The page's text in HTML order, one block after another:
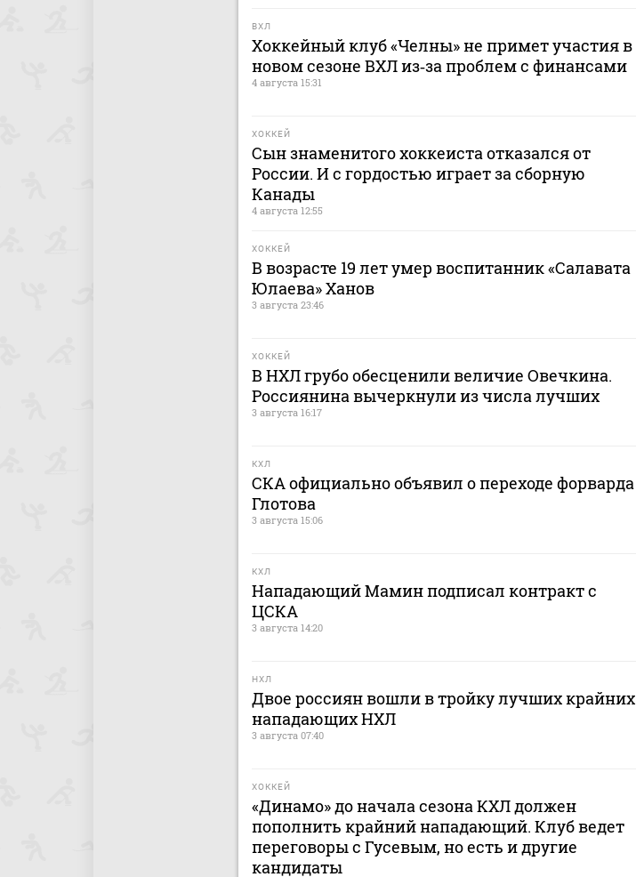
ВХЛ
Хоккейный клуб «Челны» не примет участия в
новом сезоне ВХЛ из‑за проблем с финансами
4 августа 15:31
ХОККЕЙ
Сын знаменитого хоккеиста отказался от
России. И с гордостью играет за сборную
Канады
4 августа 12:55
ХОККЕЙ
В возрасте 19 лет умер воспитанник «Салавата
Юлаева» Ханов
3 августа 23:46
ХОККЕЙ
В НХЛ грубо обесценили величие Овечкина.
Россиянина вычеркнули из числа лучших
3 августа 16:17
КХЛ
СКА официально объявил о переходе форварда
Глотова
3 августа 15:06
КХЛ
Нападающий Мамин подписал контракт с
ЦСКА
3 августа 14:20
НХЛ
Двое россиян вошли в тройку лучших крайних
нападающих НХЛ
3 августа 07:40
ХОККЕЙ
«Динамо» до начала сезона КХЛ должен
пополнить крайний нападающий. Клуб ведет
переговоры с Гусевым, но есть и другие
кандидаты